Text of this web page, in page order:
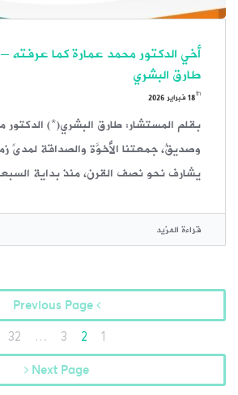
أخي الدكتور محمد عمارة كما عرفته
طارق البشري
18th فبراير 2026
بقلم المستشار: طارق البشري(*) الدكتور
وصديقُ، جمعتنا الأُخوَّة والصداقة لمدىً
يشارف نحو نصف القرن، منذ بداية
قراءة المزيد
1
2
3
…
32
Next Page